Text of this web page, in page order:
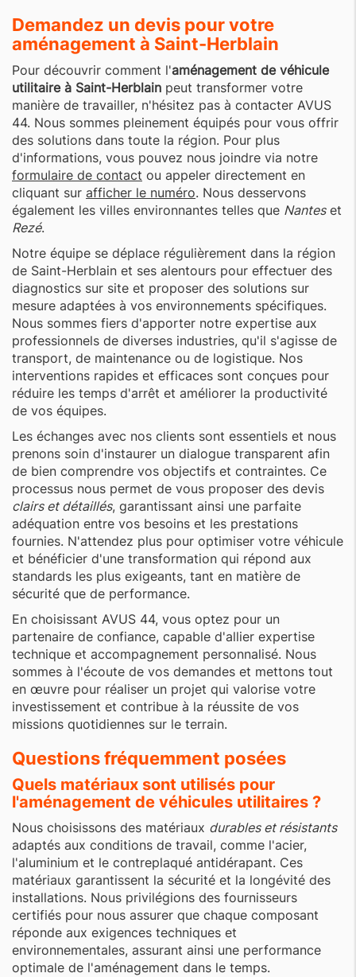
Demandez un devis pour votre
aménagement à Saint-Herblain
Pour découvrir comment l'aménagement de véhicule
utilitaire à Saint-Herblain peut transformer votre
manière de travailler, n'hésitez pas à contacter AVUS
44. Nous sommes pleinement équipés pour vous offrir
des solutions dans toute la région. Pour plus
d'informations, vous pouvez nous joindre via notre
formulaire de contact ou appeler directement en
cliquant sur afficher le numéro. Nous desservons
également les villes environnantes telles que Nanteset
Rezé.
Notre équipe se déplace régulièrement dans la région
de Saint-Herblain et ses alentours pour effectuer des
diagnostics sur site et proposer des solutions sur
mesure adaptées à vos environnements spécifiques.
Nous sommes fiers d'apporter notre expertise aux
professionnels de diverses industries, qu'il s'agisse de
transport, de maintenance ou de logistique. Nos
interventions rapides et efficaces sont conçues pour
réduire les temps d'arrêt et améliorer la productivité
de vos équipes.
Les échanges avec nos clients sont essentiels et nous
prenons soin d'instaurer un dialogue transparent afin
de bien comprendre vos objectifs et contraintes. Ce
processus nous permet de vous proposer des devis
clairs et détaillés, garantissant ainsi une parfaite
adéquation entre vos besoins et les prestations
fournies. N'attendez plus pour optimiser votre véhicule
et bénéficier d'une transformation qui répond aux
standards les plus exigeants, tant en matière de
sécurité que de performance.
En choisissant AVUS 44, vous optez pour un
partenaire de confiance, capable d'allier expertise
technique et accompagnement personnalisé. Nous
sommes à l'écoute de vos demandes et mettons tout
en œuvre pour réaliser un projet qui valorise votre
investissement et contribue à la réussite de vos
missions quotidiennes sur le terrain.
Questions fréquemment posées
Quels matériaux sont utilisés pour
l'aménagement de véhicules utilitaires ?
Nous choisissons des matériaux durables et résistants
adaptés aux conditions de travail, comme l'acier,
l'aluminium et le contreplaqué antidérapant. Ces
matériaux garantissent la sécurité et la longévité des
installations. Nous privilégions des fournisseurs
certifiés pour nous assurer que chaque composant
réponde aux exigences techniques et
environnementales, assurant ainsi une performance
optimale de l'aménagement dans le temps.